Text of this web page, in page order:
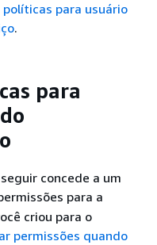
políticas para usuário
.
para
concede a um
para a
criou para o
permissões quando